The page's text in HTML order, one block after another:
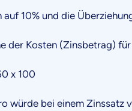
10% und die
der Kosten (Zinsbetrag)
x 100
würde bei einem Zinssatz